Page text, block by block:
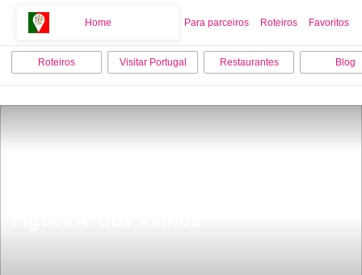
Home Para parceiros Roteiros Favoritos
Home
Roteiros Visitar Portugal Restaurantes Blog